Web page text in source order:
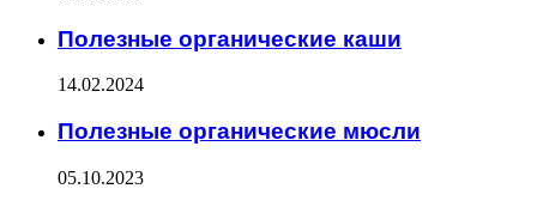
Полезные органические каши
14.02.2024
Полезные органические мюсли
05.10.2023